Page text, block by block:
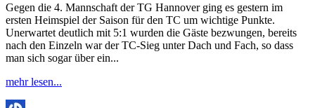
Gegen die 4. Mannschaft der TG Hannover ging es gestern im
ersten Heimspiel der Saison für den TC um wichtige Punkte.
Unerwartet deutlich mit 5:1 wurden die Gäste bezwungen, bereits
nach den Einzeln war der TC-Sieg unter Dach und Fach, so dass
man sich sogar über ein...
mehr lesen...